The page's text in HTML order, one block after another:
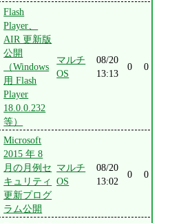
Flash
Player、
AIR 更新版
公開
（Windows
用 Flash
Player
18.0.0.232
等）
マルチ
OS
08/20
13:13
0 0
Microsoft
2015 年 8
月の月例セ
キュリティ
更新プログ
ラム公開
マルチ
OS
08/20
13:02
0 0